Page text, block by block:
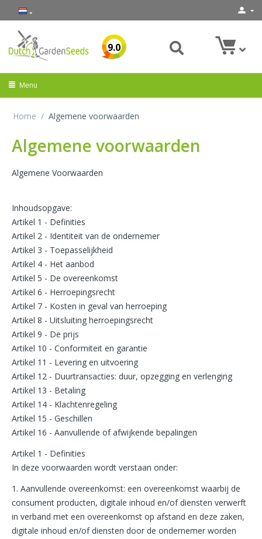
9.0
Menu
Home / Algemene voorwaarden
Algemene voorwaarden
Algemene Voorwaarden
Inhoudsopgave:
Artikel 1 - Definities
Artikel 2 - Identiteit van de ondernemer
Artikel 3 - Toepasselijkheid
Artikel 4 - Het aanbod
Artikel 5 - De overeenkomst
Artikel 6 - Herroepingsrecht
Artikel 7 - Kosten in geval van herroeping
Artikel 8 - Uitsluiting herroepingsrecht
Artikel 9 - De prijs
Artikel 10 - Conformiteit en garantie
Artikel 11 - Levering en uitvoering
Artikel 12 - Duurtransacties: duur, opzegging en verlenging
Artikel 13 - Betaling
Artikel 14 - Klachtenregeling
Artikel 15 - Geschillen
Artikel 16 - Aanvullende of afwijkende bepalingen
Artikel 1 - Definities
In deze voorwaarden wordt verstaan onder:
1. Aanvullende overeenkomst: een overeenkomst waarbij de
consument producten, digitale inhoud en/of diensten verwerft
in verband met een overeenkomst op afstand en deze zaken,
digitale inhoud en/of diensten door de ondernemer worden